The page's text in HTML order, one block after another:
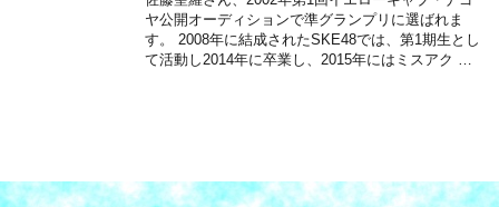
ヤ公開オーディションで準グランプリに選ばれま
す。 2008年に結成されたSKE48では、第1期生とし
て活動し2014年に卒業し、2015年にはミスアク …